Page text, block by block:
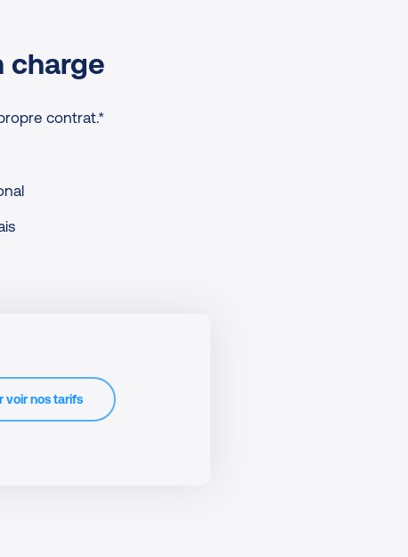
charge
contrat.*
voir nos tarifs